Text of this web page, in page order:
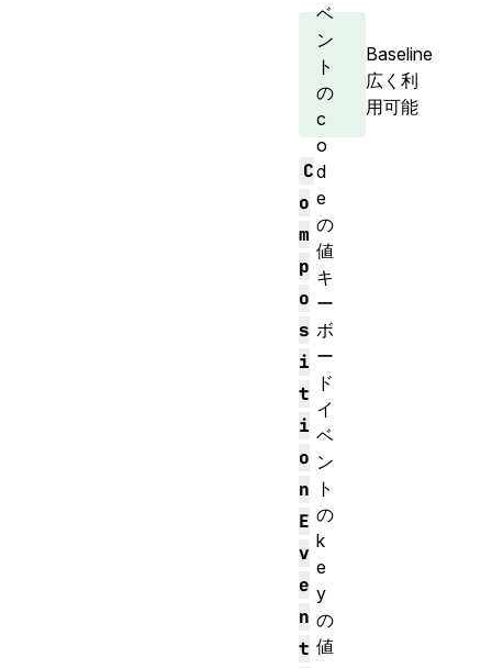
Baseline
広く利
用可能
C
o
m
p
o
s
i
t
i
o
n
E
v
e
n
t
ベ
ン
ト
の
c
o
d
e
の
値
キ
ー
ボ
ー
ド
イ
ベ
ン
ト
の
k
e
y
の
値